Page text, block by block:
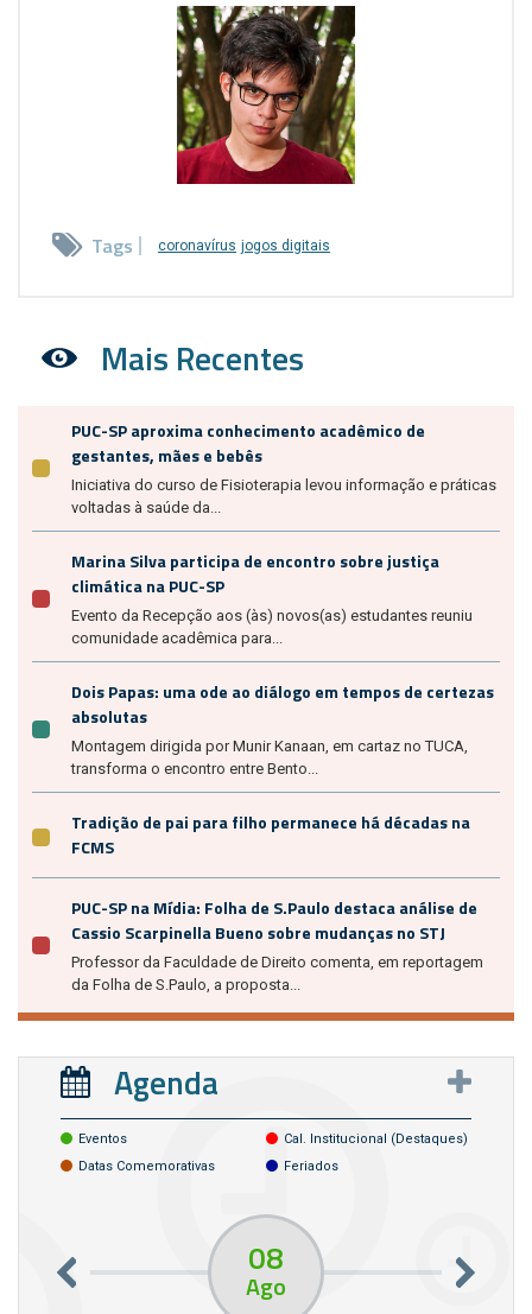
Tags coronavírus jogos digitais
Mais Recentes
PUC-SP aproxima conhecimento acadêmico de
gestantes, mães e bebês
Iniciativa do curso de Fisioterapia levou informação e práticas
voltadas à saúde da...
Marina Silva participa de encontro sobre justiça
climática na PUC-SP
Evento da Recepção aos (às) novos(as) estudantes reuniu
comunidade acadêmica para...
Dois Papas: uma ode ao diálogo em tempos de certezas
absolutas
Montagem dirigida por Munir Kanaan, em cartaz no TUCA,
transforma o encontro entre Bento...
Tradição de pai para filho permanece há décadas na
FCMS
PUC-SP na Mídia: Folha de S.Paulo destaca análise de
Cassio Scarpinella Bueno sobre mudanças no STJ
Professor da Faculdade de Direito comenta, em reportagem
da Folha de S.Paulo, a proposta...
Agenda
Eventos
Cal. Institucional (destaques)
Datas Comemorativas
Feriados
08
Ago